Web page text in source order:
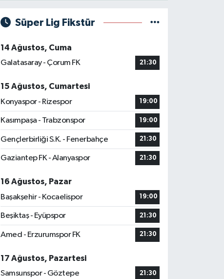
Süper Lig Fikstür
14 Ağustos, Cuma
Galatasaray - Çorum FK
21:30
15 Ağustos, Cumartesi
Konyaspor - Rizespor
19:00
Kasımpaşa - Trabzonspor 19:00
Gençlerbirliği S.K. - Fenerbahçe 21:30
Gaziantep FK - Alanyaspor 21:30
16 Ağustos, Pazar
Başakşehir - Kocaelispor
19:00
Beşiktaş - Eyüpspor 21:30
Amed - Erzurumspor FK 21:30
17 Ağustos, Pazartesi
Samsunspor - Göztepe
21:30